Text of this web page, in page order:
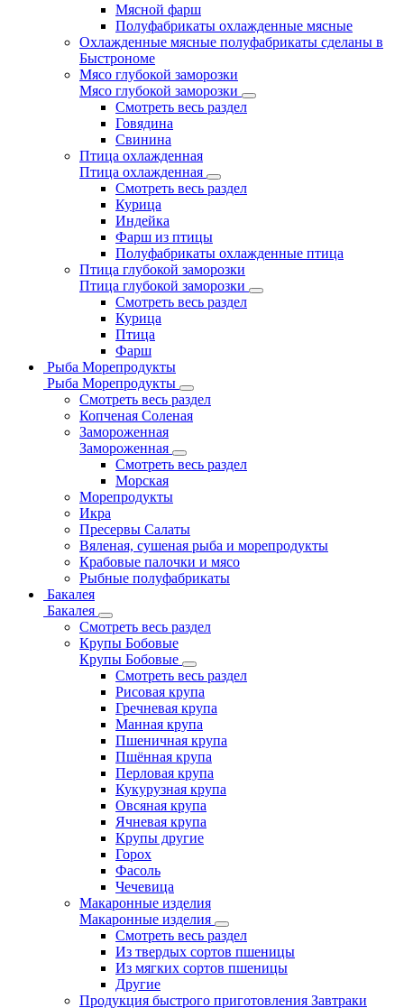
Мясной фарш
Полуфабрикаты охлажденные мясные
Охлажденные мясные полуфабрикаты сделаны в
Быстрономе
Мясо глубокой заморозки
Мясо глубокой заморозки
Смотреть весь раздел
Говядина
Свинина
Птица охлажденная
Птица охлажденная
Смотреть весь раздел
Курица
Индейка
Фарш из птицы
Полуфабрикаты охлажденные птица
Птица глубокой заморозки
Птица глубокой заморозки
Смотреть весь раздел
Курица
Птица
Фарш
Рыба Морепродукты
Рыба Морепродукты
Смотреть весь раздел
Копченая Соленая
Замороженная
Замороженная
Смотреть весь раздел
Морская
Морепродукты
Икра
Пресервы Салаты
Вяленая, сушеная рыба и морепродукты
Крабовые палочки и мясо
Рыбные полуфабрикаты
Бакалея
Бакалея
Смотреть весь раздел
Крупы Бобовые
Крупы Бобовые
Смотреть весь раздел
Рисовая крупа
Гречневая крупа
Манная крупа
Пшеничная крупа
Пшённая крупа
Перловая крупа
Кукурузная крупа
Овсяная крупа
Ячневая крупа
Крупы другие
Горох
Фасоль
Чечевица
Макаронные изделия
Макаронные изделия
Смотреть весь раздел
Из твердых сортов пшеницы
Из мягких сортов пшеницы
Другие
Продукция быстрого приготовления Завтраки